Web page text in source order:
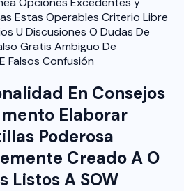
Estas Operables Criterio Libre
U Discusiones O Dudas De
Gratis Ambiguo De
Falsos Confusión
En Consejos
Elaborar
Poderosa
Creado A O
Listos A SOW